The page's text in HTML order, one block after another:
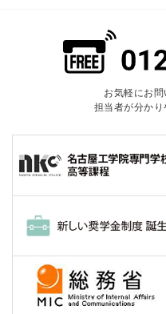
お気軽にお問
担当者が分かり